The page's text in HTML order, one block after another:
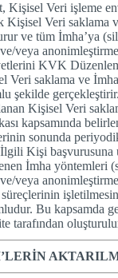
Kişisel Veri işleme
Kişisel Veri saklama
ve tüm İmha’ya
veya
KVK
Veri saklama ve
şekilde
Kişisel Veri
kapsamında
sonunda
Kişi başvurusuna
İmha yöntemleri
veya
Bu kapsamda
tarafından